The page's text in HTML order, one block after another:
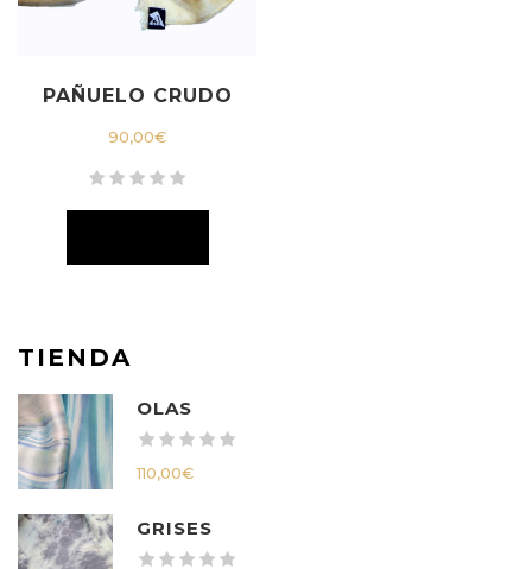
PAÑUELO CRUDO
90,00€
TIENDA
OLAS
110,00€
GRISES